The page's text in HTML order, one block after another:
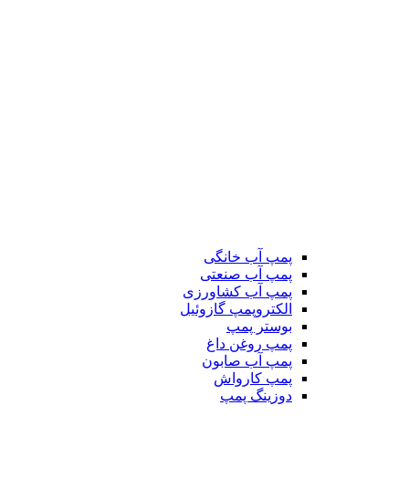
پمپ آب خانگی
پمپ آب صنعتی
پمپ آب کشاورزی
الکتروپمپ گازوئیل
بوستر پمپ
پمپ روغن داغ
پمپ آب صابون
پمپ کارواش
دوزینگ پمپ